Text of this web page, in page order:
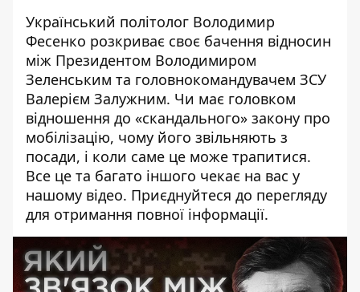
Український політолог Володимир
Фесенко розкриває своє бачення відносин
між Президентом Володимиром
Зеленським та головнокомандувачем ЗСУ
Валерієм Залужним. Чи має головком
відношення до «скандального» закону про
мобілізацію, чому його звільняють з
посади, і коли саме це може трапитися.
Все це та багато іншого чекає на вас у
нашому відео. Приєднуйтеся до перегляду
для отримання повної інформації.